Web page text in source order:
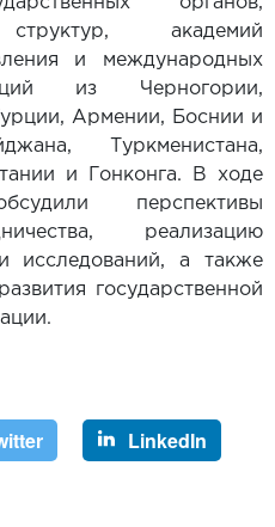
структур, академий
и международных
из Черногории,
Армении, Боснии и
Туркменистана,
и Гонконга. В ходе
перспективы
реализацию
исследований, а также
государственной
LinkedIn